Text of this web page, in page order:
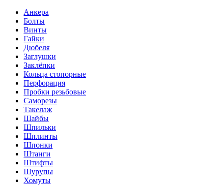
Анкера
Болты
Винты
Гайки
Дюбеля
Заглушки
Заклёпки
Кольца стопорные
Перфорация
Пробки резьбовые
Саморезы
Такелаж
Шайбы
Шпильки
Шплинты
Шпонки
Штанги
Штифты
Шурупы
Хомуты